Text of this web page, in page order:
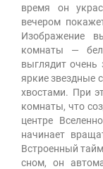
время он
вечером
Изображение
комнаты —
выглядит очень
яркие звездные
хвостами. При
комнаты, что
центре
начинает
Встроенный
сном, он